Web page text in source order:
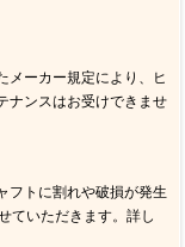
メーカー規定により、ヒ
ナンスはお受けできませ
フトに割れや破損が発生
ていただきます。詳し